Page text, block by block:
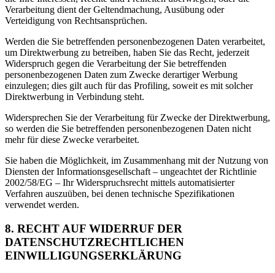
Verarbeitung dient der Geltendmachung, Ausübung oder
Verteidigung von Rechtsansprüchen.
Werden die Sie betreffenden personenbezogenen Daten verarbeitet,
um Direktwerbung zu betreiben, haben Sie das Recht, jederzeit
Widerspruch gegen die Verarbeitung der Sie betreffenden
personenbezogenen Daten zum Zwecke derartiger Werbung
einzulegen; dies gilt auch für das Profiling, soweit es mit solcher
Direktwerbung in Verbindung steht.
Widersprechen Sie der Verarbeitung für Zwecke der Direktwerbung,
so werden die Sie betreffenden personenbezogenen Daten nicht
mehr für diese Zwecke verarbeitet.
Sie haben die Möglichkeit, im Zusammenhang mit der Nutzung von
Diensten der Informationsgesellschaft – ungeachtet der Richtlinie
2002/58/EG – Ihr Widerspruchsrecht mittels automatisierter
Verfahren auszuüben, bei denen technische Spezifikationen
verwendet werden.
8. RECHT AUF WIDERRUF DER
DATENSCHUTZRECHTLICHEN
EINWILLIGUNGSERKLÄRUNG